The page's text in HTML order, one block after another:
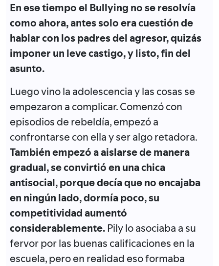
En ese tiempo el Bullying no se resolvía
como ahora, antes solo era cuestión de
hablar con los padres del agresor, quizás
imponer un leve castigo, y listo, fin del
asunto.
Luego vino la adolescencia y las cosas se
empezaron a complicar. Comenzó con
episodios de rebeldía, empezó a
confrontarse con ella y ser algo retadora.
También empezó a aislarse de manera
gradual, se convirtió en una chica
antisocial, porque decía que no encajaba
en ningún lado, dormía poco, su
competitividad aumentó
considerablemente. Pily lo asociaba a su
fervor por las buenas calificaciones en la
escuela, pero en realidad eso formaba